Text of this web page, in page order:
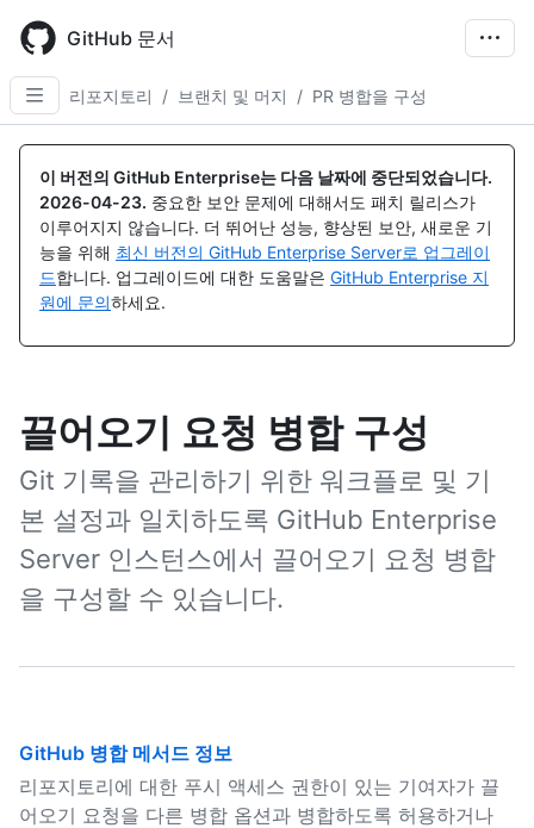
main
content
GitHub 문서
리포지토리 / 브랜치 및 머지 / PR 병합을 구성
이 버전의 GitHub Enterprise는 다음 날짜에 중단되었습니다.
2026-04-23. 중요한 보안 문제에 대해서도 패치 릴리스가
이루어지지 않습니다. 더 뛰어난 성능, 향상된 보안, 새로운 기
능을 위해 최신 버전의 GitHub Enterprise Server로 업그레이
드합니다. 업그레이드에 대한 도움말은 GitHub Enterprise 지
원에 문의하세요.
끌어오기 요청 병합 구성
Git 기록을 관리하기 위한 워크플로 및 기
본 설정과 일치하도록 GitHub Enterprise
Server 인스턴스에서 끌어오기 요청 병합
을 구성할 수 있습니다.
GitHub 병합 메서드 정보
리포지토리에 대한 푸시 액세스 권한이 있는 기여자가 끌
어오기 요청을 다른 병합 옵션과 병합하도록 허용하거나